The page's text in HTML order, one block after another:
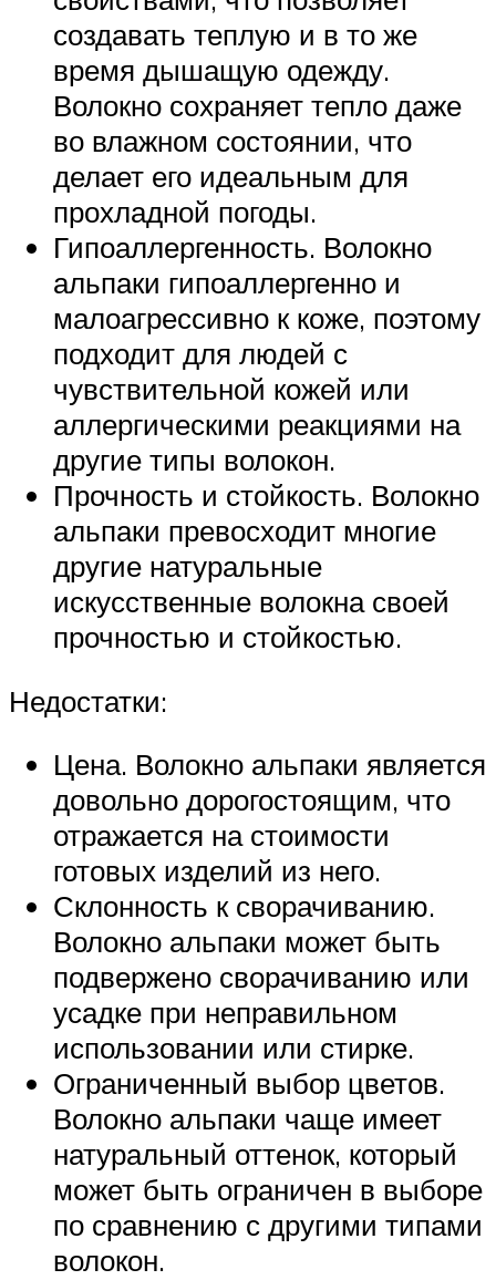
создавать теплую и в то же
время дышащую одежду.
Волокно сохраняет тепло даже
во влажном состоянии, что
делает его идеальным для
прохладной погоды.
Гипоаллергенность. Волокно
альпаки гипоаллергенно и
малоагрессивно к коже, поэтому
подходит для людей с
чувствительной кожей или
аллергическими реакциями на
другие типы волокон.
Прочность и стойкость. Волокно
альпаки превосходит многие
другие натуральные
искусственные волокна своей
прочностью и стойкостью.
Недостатки:
Цена. Волокно альпаки является
довольно дорогостоящим, что
отражается на стоимости
готовых изделий из него.
Склонность к сворачиванию.
Волокно альпаки может быть
подвержено сворачиванию или
усадке при неправильном
использовании или стирке.
Ограниченный выбор цветов.
Волокно альпаки чаще имеет
натуральный оттенок, который
может быть ограничен в выборе
по сравнению с другими типами
волокон.